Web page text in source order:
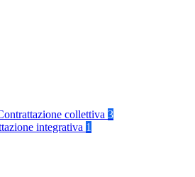
collettiva 3
integrativa 1